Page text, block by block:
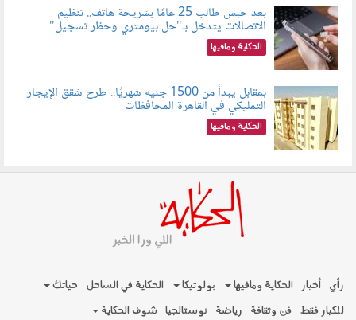
080803.jpg
بعد حبس طالب 25 عامًا بشريحة هاتف.. تنظيم
الاتصالات يتدخل بـ"حل بيومتري وحظر تسجيل"
الحكاية ومافيها
080801.jpg
بمقابل يبدأ من 1500 جنيه شهريًا.. طرح شقق الإيجار
التمليكي في القاهرة المحافظات
الحكاية ومافيها
رأي أخبار الحكاية ومافيها بولوتيكا الحكاية في الساحل
حياتك
للكبار فقط فن وثقافة رياضة نوستالجيا شوف الحكاية